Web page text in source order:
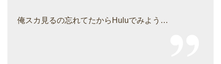
俺スカ見るの忘れてたからHuluでみよう…